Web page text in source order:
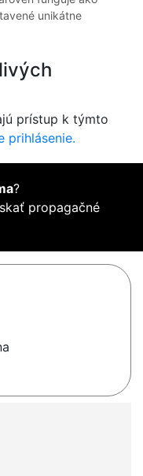
unikátne
prístup k týmto
prihlásenie.
?
propagačné